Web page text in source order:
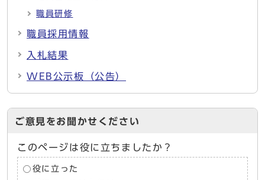
職員研修
職員採用情報
入札結果
WEB公示板（公告）
ご意見をお聞かせください
このページは役に立ちましたか？
役に立った